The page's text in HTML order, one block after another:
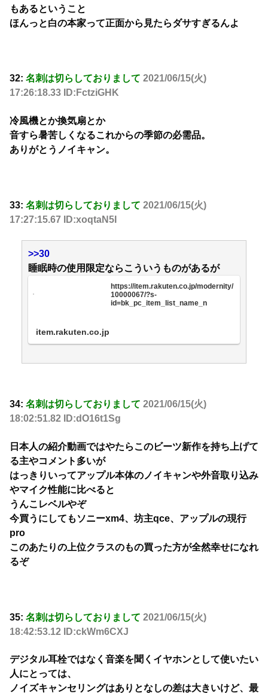
もあるということ
ほんっと白の本家って正面から見たらダサすぎるんよ
32: 名刺は切らしておりまして 2021/06/15(火)
17:26:18.33 ID:FctziGHK
冷風機とか換気扇とか
音すら暑苦しくなるこれからの季節の必需品。
ありがとうノイキャン。
33: 名刺は切らしておりまして 2021/06/15(火)
17:27:15.67 ID:xoqtaN5I
>>30
睡眠時の使用限定ならこういうものがあるが
https://item.rakuten.co.jp/modernity/
10000067/?s-
id=bk_pc_item_list_name_n
item.rakuten.co.jp
34: 名刺は切らしておりまして 2021/06/15(火)
18:02:51.82 ID:dO16t1Sg
日本人の紹介動画ではやたらこのビーツ新作を持ち上げて
る主やコメント多いが
はっきりいってアップル本体のノイキャンや外音取り込み
やマイク性能に比べると
うんこレベルやぞ
今買うにしてもソニーxm4、坊主qce、アップルの現行
pro
このあたりの上位クラスのもの買った方が全然幸せになれ
るぞ
35: 名刺は切らしておりまして 2021/06/15(火)
18:42:53.12 ID:ckWm6CXJ
デジタル耳栓ではなく音楽を聞くイヤホンとして使いたい
人にとっては、
ノイズキャンセリングはありとなしの差は大きいけど、最